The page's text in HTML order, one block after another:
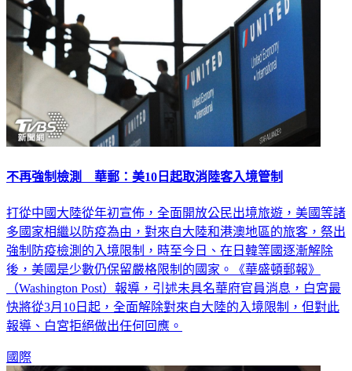
不再強制檢測 華郵：美10日起取消陸客入境管制
打從中國大陸從年初宣佈，全面開放公民出境旅遊，美國等諸
多國家相繼以防疫為由，對來自大陸和港澳地區的旅客，祭出
強制防疫檢測的入境限制，時至今日、在日韓等國逐漸解除
後，美國是少數仍保留嚴格限制的國家。《華盛頓郵報》
（Washington Post）報導，引述未具名華府官員消息，白宮最
快將從3月10日起，全面解除對來自大陸的入境限制，但對此
報導、白宮拒絕做出任何回應。
國際